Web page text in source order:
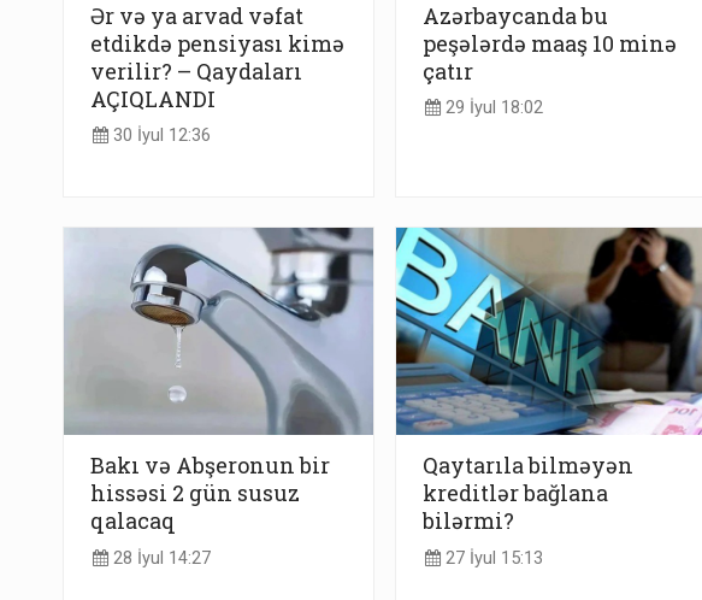
Ər və ya arvad vəfat
etdikdə pensiyası kimə
verilir? – Qaydaları
AÇIQLANDI
30 İyul 12:36
Azərbaycanda bu
peşələrdə maaş 10 minə
çatır
29 İyul 18:02
Bakı və Abşeronun bir
hissəsi 2 gün susuz
qalacaq
28 İyul 14:27
Qaytarıla bilməyən
kreditlər bağlana
bilərmi?
27 İyul 15:13